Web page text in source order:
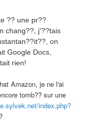
?? une pr??
chang??, j'??tais
on
Google Docs,
rien!
Amazon, je ne l'ai
tomb?? sur une
index.php?